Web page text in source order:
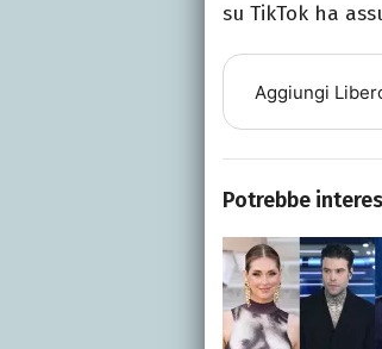
su TikTok ha
Aggiungi
Potrebbe